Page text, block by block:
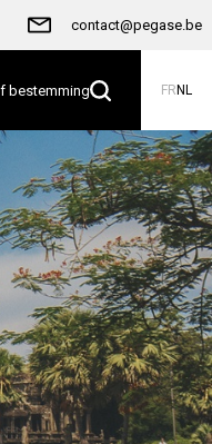
contact@pegase.be
bestemming FR NL